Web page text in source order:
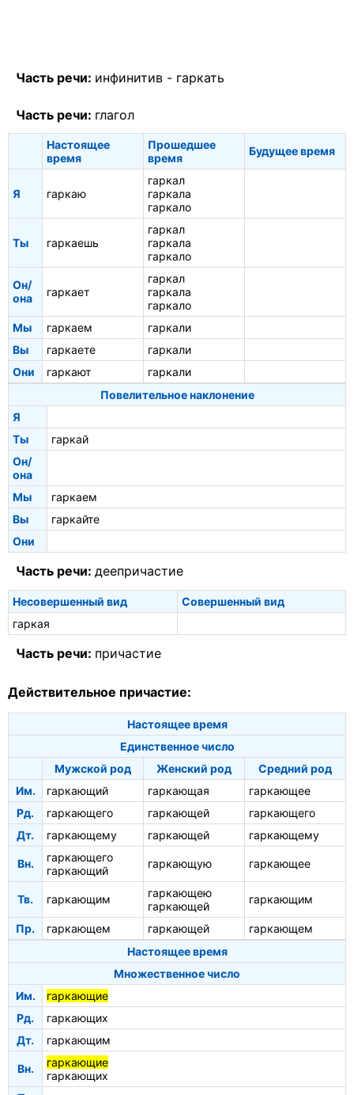
Часть речи: инфинитив - гаркать
Часть речи: глагол
Настоящее
время
Прошедшее
время
Будущее время
Я гаркаю
гаркал
гаркала
гаркало
Ты гаркаешь
гаркал
гаркала
гаркало
Он/
она
гаркает
гаркал
гаркала
гаркало
Мы
гаркаем
гаркали
Вы
гаркаете
гаркали
Они
гаркают
гаркали
Повелительное наклонение
Я
Ты
гаркай
Он/
она
Мы
гаркаем
Вы
гаркайте
Они
Часть речи: деепричастие
Несовершенный вид
Совершенный вид
гаркая
Часть речи: причастие
Действительное причастие:
Настоящее время
Единственное число
Мужской род
Женский род
Средний род
Им.
гаркающий гаркающая
гаркающее
Рд.
гаркающего гаркающей
гаркающего
Дт.
гаркающему гаркающей гаркающему
Вн.
гаркающего
гаркающий
гаркающую гаркающее
Тв. гаркающим
гаркающею
гаркающей
гаркающим
Пр. гаркающем гаркающей
гаркающем
Настоящее время
Множественное число
Им.
гаркающие
Рд.
гаркающих
Дт.
гаркающим
Вн.
гаркающие
гаркающих